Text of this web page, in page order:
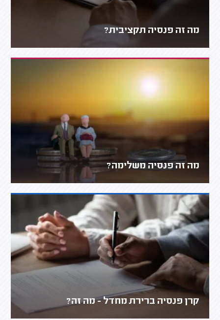
מה זה פנסיה תקציבית?
מה זה פנסיה משלימה?
קרן פנסיה ברירת מחדל - מה זה?